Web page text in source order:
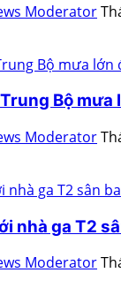
Moderator
Bộ
Moderator
nhà ga T2
Moderator